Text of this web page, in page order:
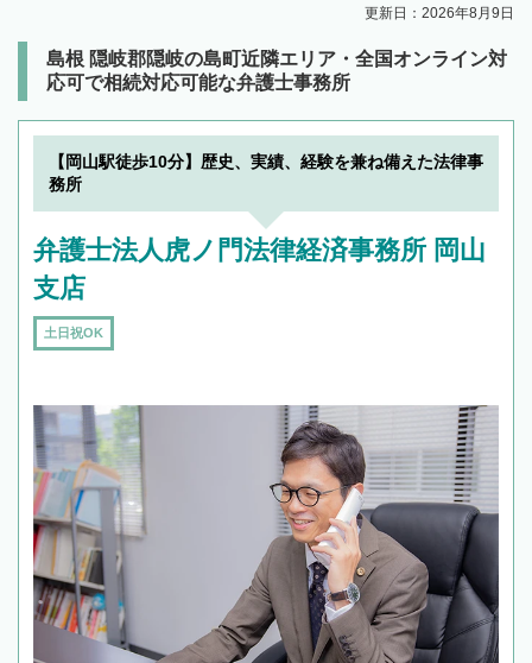
更新日：2026年8月9日
島根 隠岐郡隠岐の島町近隣エリア・全国オンライン対
応可で相続対応可能な弁護士事務所
【岡山駅徒歩10分】歴史、実績、経験を兼ね備えた法律事
務所
弁護士法人虎ノ門法律経済事務所 岡山
支店
土日祝OK